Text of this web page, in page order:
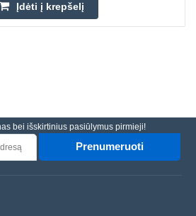
Įdėti į krepšelį
bei išskirtinius pasiūlymus pirmieji!
Prenumeruoti